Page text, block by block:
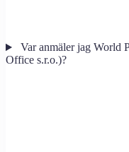
Var anmäler jag World
Office s.r.o.)?